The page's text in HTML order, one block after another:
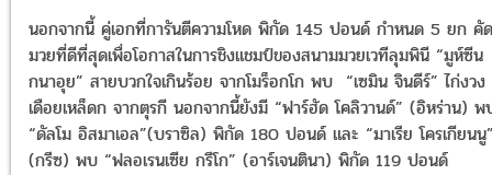
นอกจากนี้ คู่เอกที่การันตีความโหด พิกัด 145 ปอนด์ กำหนด 5 ยก คั
มวยที่ดีที่สุดเพื่อโอกาสในการชิงแชมป์ของสนามมวยเวทีลุมพินี “มูห์ซีน
กนาอุย” สายบวกใจเกินร้อย จากโมร็อกโก พบ “เซมิน จินดีร์” ไก่งวง
เดือยเหล็ดก จากตุรกี นอกจากนี้ยังมี “ฟาร์ฮัด โคลิวานด์” (อิหร่าน) พ
“ดัลโม อิสมาเอล”(บราซิล) พิกัด 180 ปอนด์ และ “มาเรีย โครเกียนนู
(กรีซ) พบ “ฟลอเรนเซีย กรีโก” (อาร์เจนตินา) พิกัด 119 ปอนด์